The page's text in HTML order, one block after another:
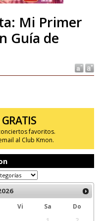
Mi Primer
Guía de
favoritos.
al Club Kmon.
Vi Sa
Do